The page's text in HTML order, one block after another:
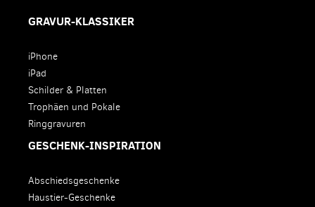
GRAVUR-KLASSIKER
iPhone
iPad
Schilder & Platten
Trophäen und Pokale
Ringgravuren
GESCHENK-INSPIRATION
Abschiedsgeschenke
Haustier-Geschenke